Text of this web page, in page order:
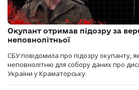
Окупант отримав підозру за
неповнолітньої
СБУ повідомила про підозру окупанту,
неповнолітню для собору даних про
України у Краматорську.